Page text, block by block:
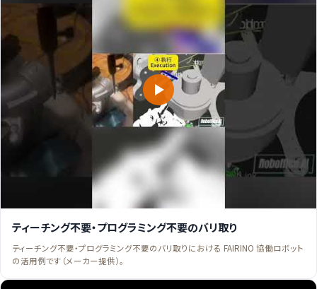
ティーチング不要・プログラミング不要のバリ取り
ティーチング不要・プログラミング不要のバリ取りにおける FAIRINO 協働ロボット
の活用例です（メーカー提供）。